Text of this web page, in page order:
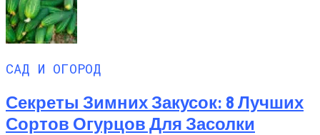
САД И ОГОРОД
Секреты Зимних Закусок: 8 Лучших
Сортов Огурцов Для Засолки